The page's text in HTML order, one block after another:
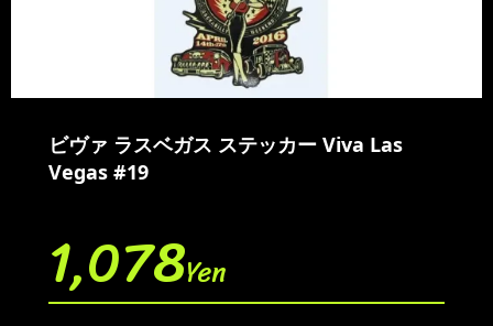
ビヴァ ラスベガス ステッカー Viva Las
Vegas #19
1,078Yen